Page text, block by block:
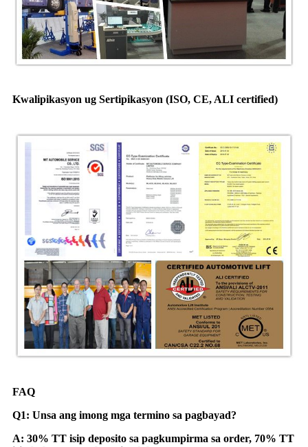
Kwalipikasyon ug Sertipikasyon (ISO, CE, ALI certified)
FAQ
Q1: Unsa ang imong mga termino sa pagbayad?
A: 30% TT isip deposito sa pagkumpirma sa order, 70% TT